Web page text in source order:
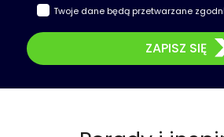
Twoje dane będą przetwarzane
ZAPISZ SIĘ